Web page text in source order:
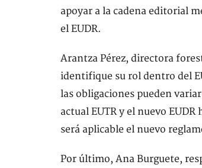
apoyar a la cadena editorial
el EUDR.
Arantza Pérez, directora
identifique su rol dentro del
las obligaciones pueden
actual EUTR y el nuevo
será aplicable el nuevo
Por último, Ana Burguete,